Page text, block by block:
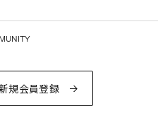
規会員登録